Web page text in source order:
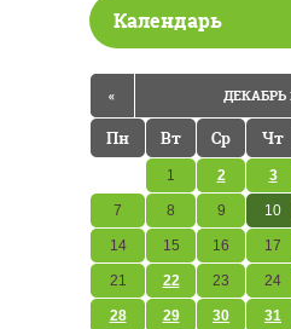
Календарь
« ДЕКАБРЬ
Пн Вт Ср Чт
1 2 3
7 8 9 10
14 15 16 17
21 22 23 24
28 29 30 31